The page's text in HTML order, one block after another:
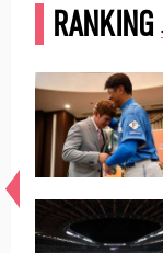
RANKING
常